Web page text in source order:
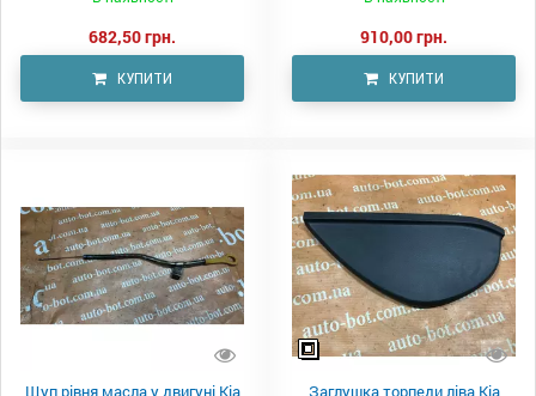
682,50 грн.
КУПИТИ
910,00 грн.
КУПИТИ
Щуп рівня масла у двигуні Kia Заглушка торпеди ліва Kia